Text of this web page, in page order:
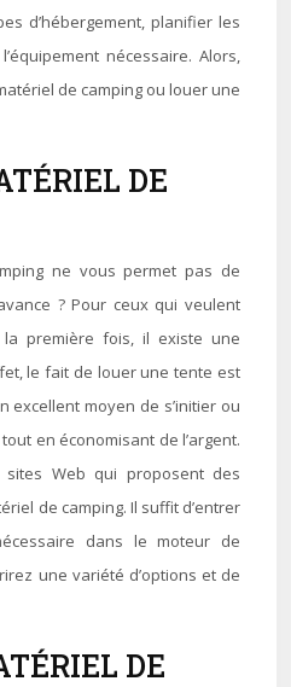
d’hébergement, planifier les
nécessaire. Alors,
de camping ou louer une
DE
ne vous permet pas de
? Pour ceux qui veulent
première fois, il existe une
le fait de louer une tente est
excellent moyen de s’initier ou
en économisant de l’argent.
Web qui proposent des
de camping. Il suffit d’entrer
dans le moteur de
une variété d’options et de
DE